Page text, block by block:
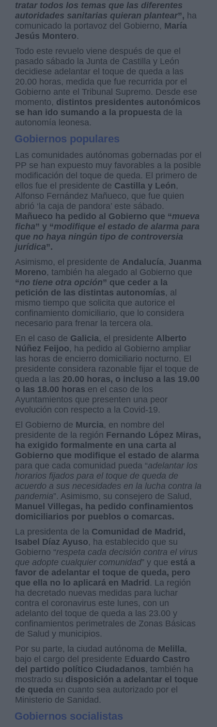
tratar todos los temas que las diferentes
autoridades sanitarias quieran plantear”, ha
comunicado la portavoz del Gobierno, María
Jesús Montero.
Todo este revuelo viene después de que el
pasado sábado la Junta de Castilla y León
decidiese adelantar el toque de queda a las
20.00 horas, medida que fue recurrida por el
Gobierno ante el Tribunal Supremo. Desde ese
momento, distintos presidentes autonómicos
se han ido sumando a la propuesta de la
autonomía leonesa.
Gobiernos populares
Las comunidades autónomas gobernadas por el
PP se han expuesto muy favorables a la posible
modificación del toque de queda. El primero de
ellos fue el presidente de Castilla y León,
Alfonso Fernández Mañueco, que fue quien
abrió ‘la caja de pandora’ este sábado.
Mañueco ha pedido al Gobierno que “mueva
ficha” y “modifique el estado de alarma para
que no haya ningún tipo de controversia
jurídica”.
Asimismo, el presidente de Andalucía, Juanma
Moreno, también ha alegado al Gobierno que
“no tiene otra opción” que ceder a la
petición de las distintas autonomías, al
mismo tiempo que solicita que autorice el
confinamiento domiciliario, que lo considera
necesario para frenar la tercera ola.
En el caso de Galicia, el presidente Alberto
Núñez Feijoo, ha pedido al Gobierno ampliar
las horas de encierro domiciliario nocturno. El
presidente considera razonable fijar el toque de
queda a las 20.00 horas, o incluso a las 19.00
o las 18.00 horas en el caso de los
Ayuntamientos que presenten una peor
evolución con respecto a la Covid-19.
El Gobierno de Murcia, en nombre del
presidente de la región Fernando López Miras,
ha exigido formalmente en una carta al
Gobierno que modifique el estado de alarma
para que cada comunidad pueda “adelantar los
horarios fijados para el toque de queda de
acuerdo a sus necesidades en la lucha contra la
pandemia”. Asimismo, su consejero de Salud,
Manuel Villegas, ha pedido confinamientos
domiciliarios por pueblos o comarcas.
La presidenta de la Comunidad de Madrid,
Isabel Díaz Ayuso, ha establecido que su
Gobierno “respeta cada decisión contra el virus
que adopte cualquier comunidad” y que está a
favor de adelantar el toque de queda, pero
que ella no lo aplicará en Madrid . La región
ha decretado nuevas medidas para luchar
contra el coronavirus este lunes, con un
adelanto del toque de queda a las 23.00 y
confinamientos perimetrales de Zonas Básicas
de Salud y municipios.
Por su parte, la ciudad autónoma de Melilla,
bajo el cargo del presidente Eduardo Castro
del partido político Ciudadanos, también ha
mostrado su disposición a adelantar el toque
de queda en cuanto sea autorizado por el
Ministerio de Sanidad.
Gobiernos socialistas